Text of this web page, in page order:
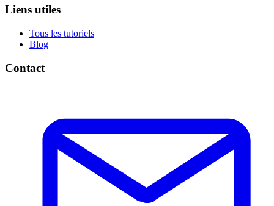
Liens utiles
Tous les tutoriels
Blog
Contact